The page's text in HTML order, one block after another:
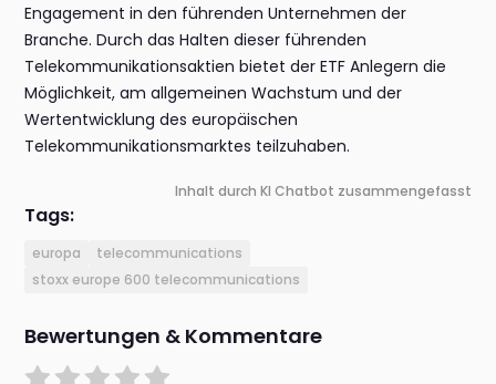
Engagement in den führenden Unternehmen der
Branche. Durch das Halten dieser führenden
Telekommunikationsaktien bietet der ETF Anlegern die
Möglichkeit, am allgemeinen Wachstum und der
Wertentwicklung des europäischen
Telekommunikationsmarktes teilzuhaben.
Inhalt durch KI Chatbot zusammengefasst
Tags:
europa
telecommunications
stoxx europe 600 telecommunications
Bewertungen & Kommentare